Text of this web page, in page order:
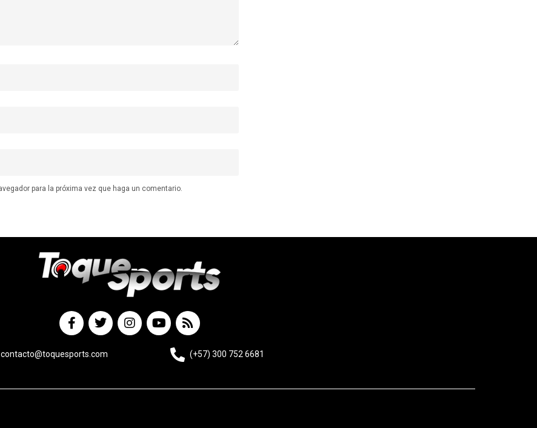
para la próxima vez que haga un comentario.
contacto@toquesports.com (+57) 300 752 6681